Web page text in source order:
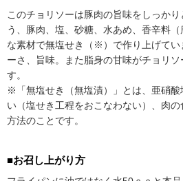
このチョリソーは豚肉の旨味をしっか
う、豚肉、塩、砂糖、水あめ、香辛料
な素材で無塩せき（※）で作り上げてい
ーさ、旨味。また脂身の甘味がチョリ
す。
※「無塩せき（無塩漬）」とは、亜硝
い（塩せき工程をおこなわない）、肉
方法のことです。
■お召し上がり方